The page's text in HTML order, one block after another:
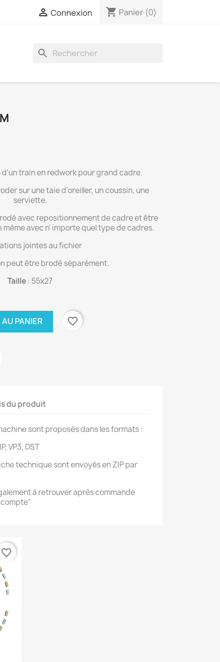
 Connexion shopping_cart Panier (0)
search
train en redwork pour grand cadre.
sur une taie d'oreiller, un coussin, une
serviette.
avec repositionnement de cadre et être
avec n' importe quel type de cadres.
jointes au fichier
peut être brodé séparément.
Taille: 55x27
PANIER favorite_border
du produit
sont proposés dans les formats :
VP3, DST
technique sont envoyés en ZIP par
à retrouver après commande
favorite_border